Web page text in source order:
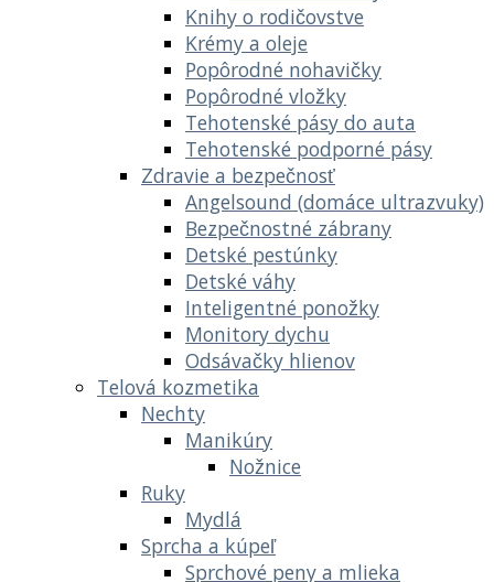
Knihy o rodičovstve
Krémy a oleje
Popôrodné nohavičky
Popôrodné vložky
Tehotenské pásy do auta
Tehotenské podporné pásy
Zdravie a bezpečnosť
Angelsound (domáce ultrazvuky)
Bezpečnostné zábrany
Detské pestúnky
Detské váhy
Inteligentné ponožky
Monitory dychu
Odsávačky hlienov
Telová kozmetika
Nechty
Manikúry
Nožnice
Ruky
Mydlá
Sprcha a kúpeľ
Sprchové peny a mlieka